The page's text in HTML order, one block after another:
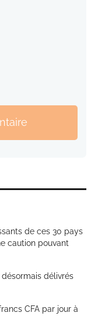
de ces 30 pays
caution pouvant
désormais délivrés
CFA par jour à